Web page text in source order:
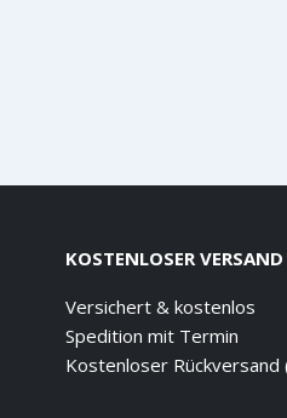
KOSTENLOSER VERSAND
Versichert & kostenlos
Spedition mit Termin
Kostenloser Rückversand